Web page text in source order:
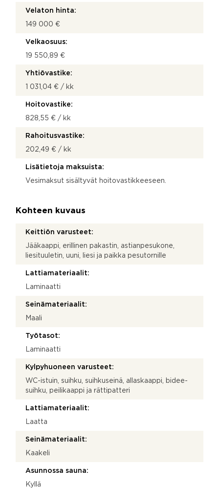
Velaton hinta:
149 000 €
Velkaosuus:
19 550,89 €
Yhtiövastike:
1 031,04 € / kk
Hoitovastike:
828,55 € / kk
Rahoitusvastike:
202,49 € / kk
Lisätietoja maksuista:
Vesimaksut sisältyvät hoitovastikkeeseen.
Kohteen kuvaus
Keittiön varusteet:
Jääkaappi, erillinen pakastin, astianpesukone,
liesituuletin, uuni, liesi ja paikka pesutornille
Lattiamateriaalit:
Laminaatti
Seinämateriaalit:
Maali
Työtasot:
Laminaatti
Kylpyhuoneen varusteet:
WC-istuin, suihku, suihkuseinä, allaskaappi, bidee-
suihku, peilikaappi ja rättipatteri
Lattiamateriaalit:
Laatta
Seinämateriaalit:
Kaakeli
Asunnossa sauna:
Kyllä